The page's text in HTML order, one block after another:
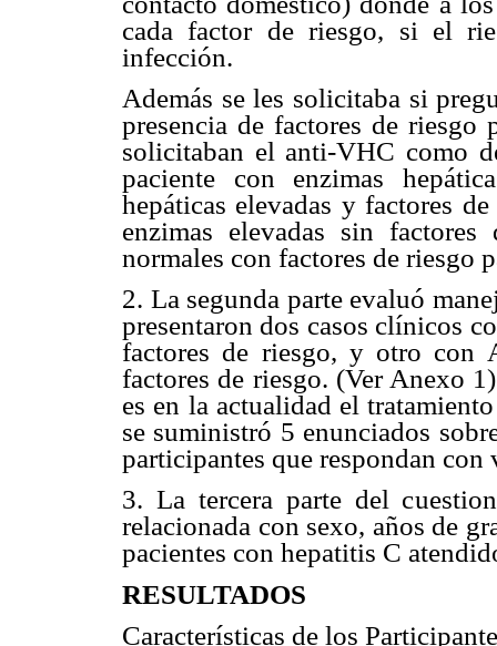
cada factor de riesgo, si el
infección.
Además se les solicitaba si
presencia de factores de
solicitaban el anti-VHC como
paciente con enzimas
hepáticas elevadas y factores
enzimas elevadas sin
normales con factores de riesgo
2. La segunda parte evaluó
presentaron dos casos clínicos
factores de riesgo, y otro con
factores de riesgo. (Ver Anexo
es en la actualidad el
se suministró 5 enunciados
participantes que respondan con
3. La tercera parte del
relacionada con sexo, años de
pacientes con hepatitis C
RESULTADOS
Características de los